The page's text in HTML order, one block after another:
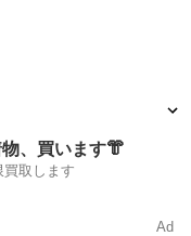
品物、買います👘
取します
Ad